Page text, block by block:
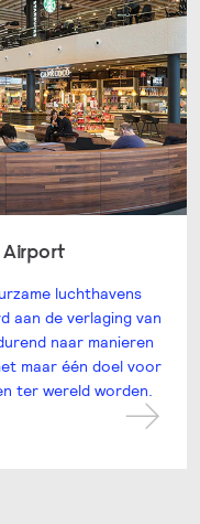
luchthavens
aan de verlaging van
naar manieren
maar één doel voor
ter wereld worden.